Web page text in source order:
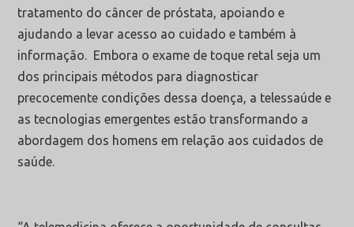
tratamento do câncer de próstata, apoiando e
ajudando a levar acesso ao cuidado e também à
informação. Embora o exame de toque retal seja um
dos principais métodos para diagnosticar
precocemente condições dessa doença, a telessaúde e
as tecnologias emergentes estão transformando a
abordagem dos homens em relação aos cuidados de
saúde.